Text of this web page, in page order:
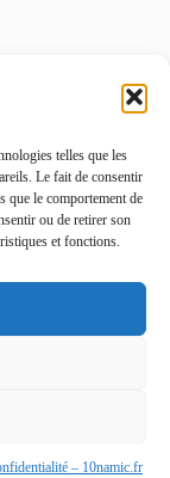
telles que les
Le fait de consentir
que le comportement de
ou de retirer son
et fonctions.
– 10namic.fr